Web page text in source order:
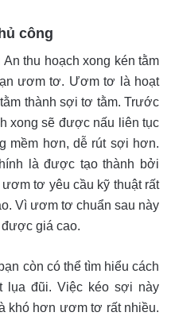
công
thu hoạch xong kén tằm
ươm tơ. Ươm tơ là hoạt
thành sợi tơ tằm. Trước
xong sẽ được nấu liên tục
mềm hơn, dễ rút sợi hơn.
là được tạo thành bởi
tơ yêu cầu kỹ thuật rất
Vì ươm tơ chuẩn sau này
giá cao.
còn có thể tìm hiểu cách
đũi. Việc kéo sợi này
khó hơn ươm tơ rất nhiều.